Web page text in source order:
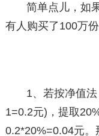
简单点儿，如
有人购买了100万
1、若按净值
1=0.2元)，提取
0.2*20%=0.04元